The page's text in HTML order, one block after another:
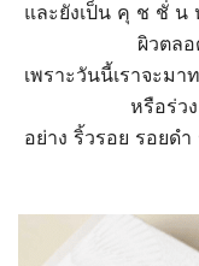
และยังเป็น คุ ช ชั่ น
ผิวตล
เพราะวันนี้เราจะม
หรือร่ว
อย่าง ริ้วรอย รอยด